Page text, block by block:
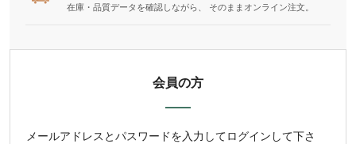
在庫・品質データを確認しながら、 そのままオンライン注文。
会員の方
メールアドレス とパスワードを入力してログインして下さ